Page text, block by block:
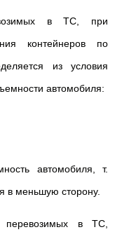
в ТС, при
контейнеров по
из условия
автомобиля:
автомобиля, т.
в меньшую сторону.
перевозимых в ТС,